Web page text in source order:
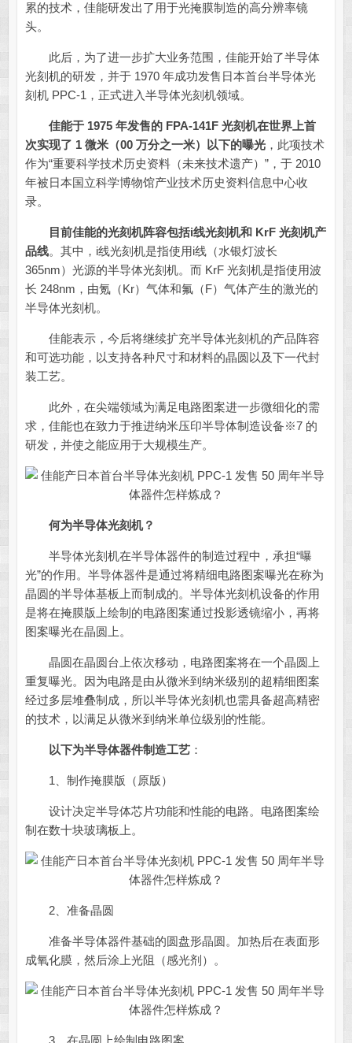
累的技术，佳能研发出了用于光掩膜制造的高分辨率镜
头。
此后，为了进一步扩大业务范围，佳能开始了半导体
光刻机的研发，并于 1970 年成功发售日本首台半导体光
刻机 PPC-1，正式进入半导体光刻机领域。
佳能于 1975 年发售的 FPA-141F 光刻机在世界上首
次实现了 1 微米（00 万分之一米）以下的曝光，此项技术
作为“重要科学技术历史资料（未来技术遗产）”，于 2010
年被日本国立科学博物馆产业技术历史资料信息中心收
录。
目前佳能的光刻机阵容包括i线光刻机和 KrF 光刻机产
品线。其中，i线光刻机是指使用i线（水银灯波长
365nm）光源的半导体光刻机。而 KrF 光刻机是指使用波
长 248nm，由氪（Kr）气体和氟（F）气体产生的激光的
半导体光刻机。
佳能表示，今后将继续扩充半导体光刻机的产品阵容
和可选功能，以支持各种尺寸和材料的晶圆以及下一代封
装工艺。
此外，在尖端领域为满足电路图案进一步微细化的需
求，佳能也在致力于推进纳米压印半导体制造设备※7 的
研发，并使之能应用于大规模生产。
何为半导体光刻机？
半导体光刻机在半导体器件的制造过程中，承担“曝
光”的作用。半导体器件是通过将精细电路图案曝光在称为
晶圆的半导体基板上而制成的。半导体光刻机设备的作用
是将在掩膜版上绘制的电路图案通过投影透镜缩小，再将
图案曝光在晶圆上。
晶圆在晶圆台上依次移动，电路图案将在一个晶圆上
重复曝光。因为电路是由从微米到纳米级别的超精细图案
经过多层堆叠制成，所以半导体光刻机也需具备超高精密
的技术，以满足从微米到纳米单位级别的性能。
以下为半导体器件制造工艺：
1、制作掩膜版（原版）
设计决定半导体芯片功能和性能的电路。电路图案绘
制在数十块玻璃板上。
2、准备晶圆
准备半导体器件基础的圆盘形晶圆。加热后在表面形
成氧化膜，然后涂上光阻（感光剂）。
3、在晶圆上绘制电路图案